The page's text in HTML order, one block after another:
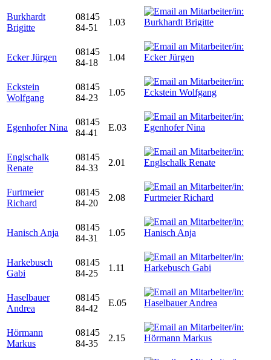
Burkhardt
Brigitte
08145
84-51
1.03
Ecker Jürgen
08145
84-18
1.04
Eckstein
Wolfgang
08145
84-23
1.05
Egenhofer Nina
08145
84-41
E.03
Englschalk
Renate
08145
84-33
2.01
Furtmeier
Richard
08145
84-20
2.08
Hanisch Anja
08145
84-31
1.05
Harkebusch
Gabi
08145
84-25
1.11
Haselbauer
Andrea
08145
84-42
E.05
Hörmann
Markus
08145
84-35
2.15